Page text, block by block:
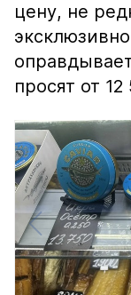
цену, не
просят от